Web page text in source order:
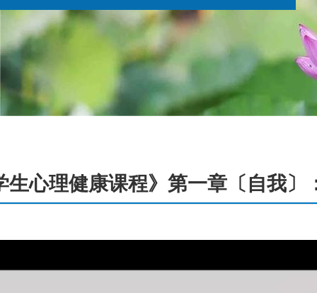
生心理健康课程》第一章〔自我〕